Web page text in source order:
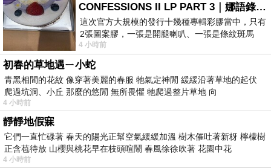
CONFESSIONS II LP PART 3｜娜語錄II LP PART 3
這次官方大規模的發行十幾種專輯彩膠當中，只有
2張圖案膠，一張是開腿喇叭、一張是條紋斑馬
版；目前官網上只剩澳洲商店AU STORE
4 小時前
初春的草地遇ㄧ小蛇
青黑相間的花紋 像穿著美麗的春服 牠氣定神閒 緩緩沿著草地的起伏
爬過坑洞、小丘 那麼的悠閒 無所畏懼 牠爬過整片草地 向
4 小時前
靜靜地假寐
它們一直忙碌著 春天的陽光正幫空氣緩緩加溫 樹木催吐著新枒 檸檬樹
正含苞待放 山櫻與桃花早在枝頭喧鬧 春風徐徐吹著 花園中花
4 小時前